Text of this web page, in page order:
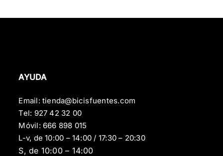
AYUDA
Email:tienda@bicisfuentes.com
Tel: 927 42 32 00
Móvil: 666 898 015
L-v, de 10:00 – 14:00 / 17:30 – 20:30
S, de 10:00 – 14:00